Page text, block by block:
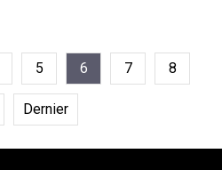
5 6 7 8
Dernier